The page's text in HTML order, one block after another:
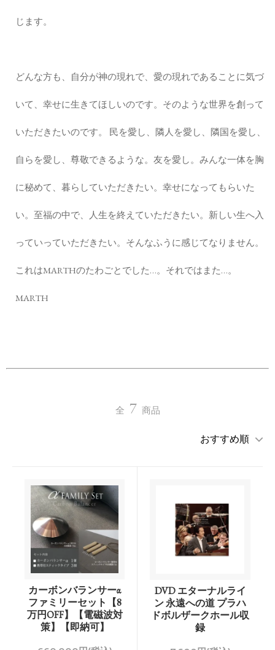
じます。
どんな方も、自分が神の現れで、愛の現れであることに気づ
いて、幸せに生きてほしいのです。そのような世界を創って
いただきたいのです。 民を愛し、隣人を愛し、隣国を愛し、
自らを愛し、尊敬できるような。友を愛し。みんな一体を胸
に秘めて、暮らしていただきたい。幸せになってもらいた
い。至福の中で、人生を終えていただきたい。新しい生へ入
っていっていただきたい。そんなふうに感じてなりません。
これはMARTHのたわごとでした…。それではまた…。
MARTH
全 7 商品
カーボンバランサーα
ファミリーセット【8
万円OFF】【電磁波対
策】【即納可】
DVD エターナルライ
ン 永遠への道 プラハ
ドボルザークホール収
録